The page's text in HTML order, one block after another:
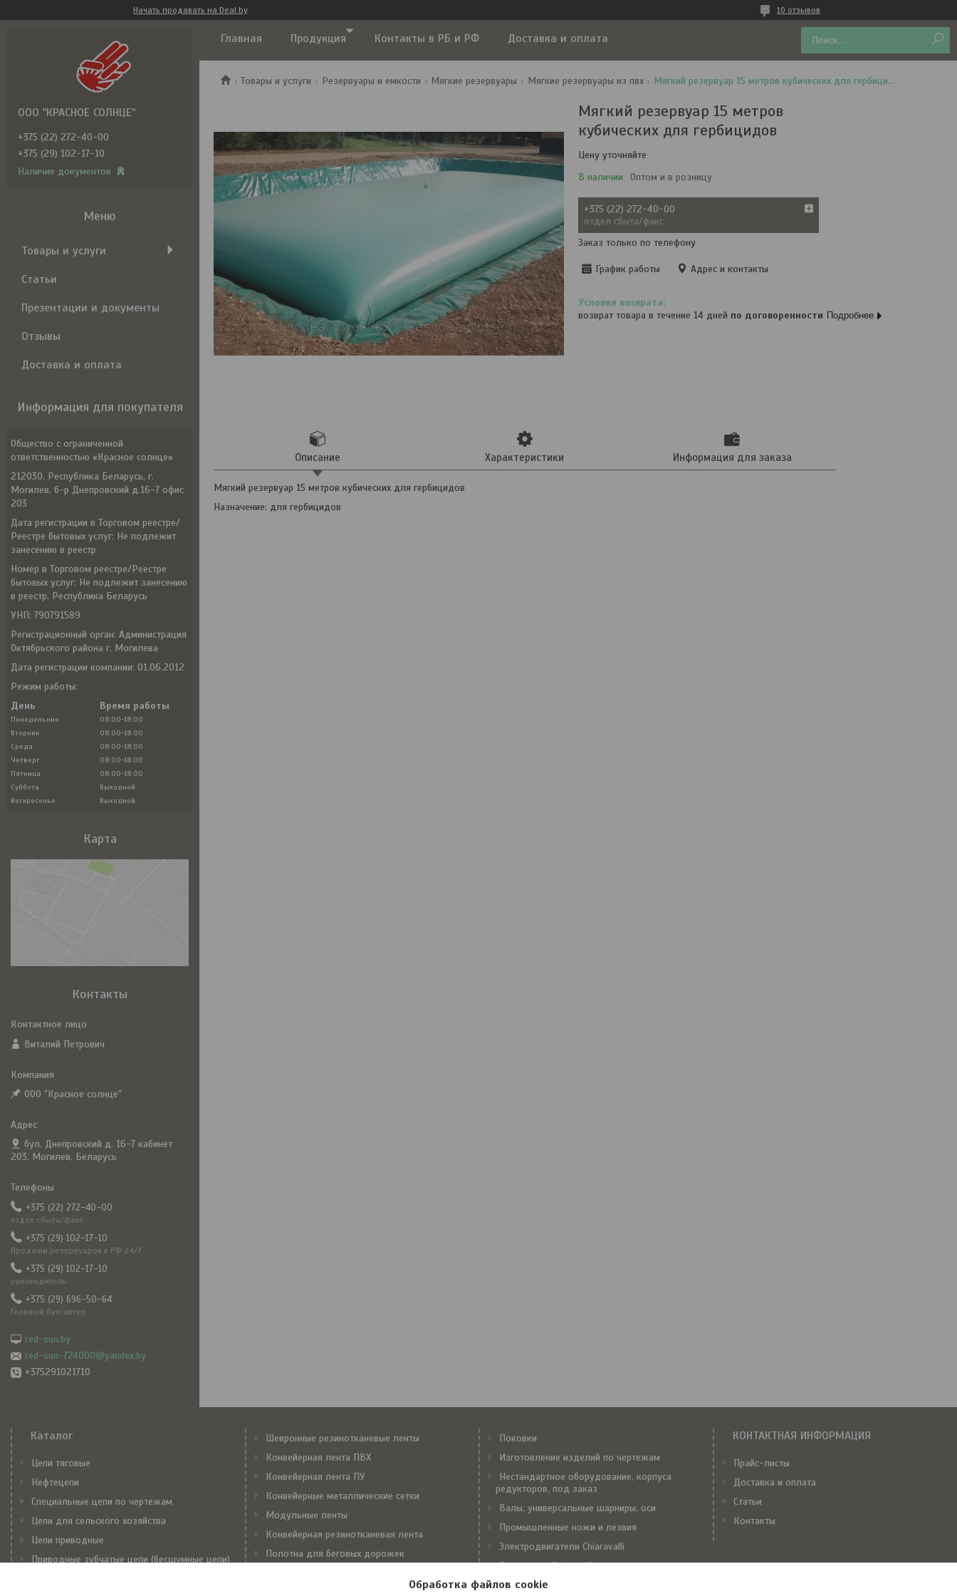
Начать продавать на Deal.by 10 отзывов
Главная Продукция Контакты в РБ и РФ Доставка и оплата
Товары и услуги Резервуары и емкости Мягкие резервуары Мягкие резервуары из пвх Мягкий резервуар 15 метров кубических для гербицидов
Мягкий резервуар 15 метров
кубических для гербицидов
Цену уточняйте
В наличии
Оптом и в розницу
+375 (22) 272-40-00
отдел сбыта/факс
Заказ только по телефону
График работы Адрес и контакты
возврат товара в течение 14 дней по договоренности Подробнее
Описание Характеристики Информация для заказа
Мягкий резервуар 15 метров кубических для гербицидов
Назначение: для гербицидов
ООО "КРАСНОЕ СОЛНЦЕ"
+375 (22) 272-40-00
+375 (29) 102-17-10
Наличие документов
Товары и услуги
Статьи
Презентации и документы
Отзывы
Доставка и оплата
Информация для покупателя
Общество с ограниченной
ответственностью «Красное солнце»
212030, Республика Беларусь, г.
Могилев, б-р Днепровский д.16-7 офис
203
Дата регистрации в Торговом реестре/
Реестре бытовых услуг: Не подлежит
занесению в реестр
Номер в Торговом реестре/Реестре
бытовых услуг: Не подлежит занесению
в реестр, Республика Беларусь
УНП: 790791589
Регистрационный орган: Администрация
Октябрьского района г. Могилева
Дата регистрации компании: 01.06.2012
Режим работы:
День
Время работы
Понедельник
08:00-18:00
Вторник
08:00-18:00
Среда
08:00-18:00
Четверг
08:00-18:00
Пятница
08:00-18:00
Суббота
Выходной
Воскресенье
Выходной
Карта
Контакты
Виталий Петрович
ООО "Красное солнце"
бул. Днепровский д. 16-7 кабинет
203, Могилев, Беларусь
+375 (22) 272-40-00
отдел сбыта/факс
+375 (29) 102-17-10
Продажи резервуаров в РФ 24/7
+375 (29) 102-17-10
руководитель
+375 (29) 696-50-64
Главный бухгалтер
red-sun.by
red-sun-724000@yandex.by
+375291021710
Каталог
Цепи тяговые
Нефтецепи
Специальные цепи по чертежам
Цепи для сельского хозяйства
Цепи приводные
Приводные зубчатые цепи (бесшумные цепи)
Шевронные резинотканевые ленты
Конвейерная лента ПВХ
Конвейерная лента ПУ
Конвейерные металлические сетки
Модульные ленты
Конвейерная резинотканевая лента
Полотна для беговых дорожек
Поковки
Изготовление изделий по чертежам
Нестандартное оборудование, корпуса
редукторов, под заказ
Валы, универсальные шарниры, оси
Промышленные ножи и лезвия
Электродвигатели Chiaravalli
Редукторы Chiaravalli
Вариаторы Chiaravalli
КОНТАКТНАЯ ИНФОРМАЦИЯ
Прайс-листы
Доставка и оплата
Статьи
Контакты
Обработка файлов cookie